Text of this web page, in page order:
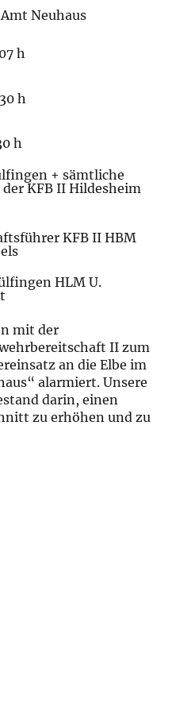
Neuhaus
h
h
h
+ sämtliche
der KFB II Hildesheim
KFB II HBM
HLM U.
mit der
II zum
an die Elbe im
alarmiert. Unsere
darin, einen
zu erhöhen und zu